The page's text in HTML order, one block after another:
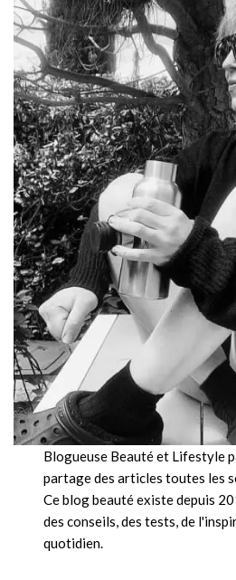
Blogueuse Beauté et Lifestyle
partage des articles toutes les
Ce blog beauté existe depuis
des conseils, des tests, de
quotidien.